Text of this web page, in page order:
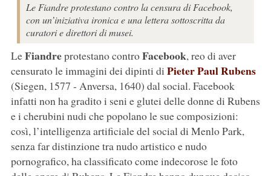
Le Fiandre protestano contro la censura di Facebook,
con un’iniziativa ironica e una lettera sottoscritta da
curatori e direttori di musei.
LeFiandreprotestano controFacebook, reo di aver
censurato le immagini dei dipinti di Pieter Paul Rubens
(Siegen, 1577 - Anversa, 1640) dal social. Facebook
infatti non ha gradito i seni e glutei delle donne di Rubens
e i cherubini nudi che popolano le sue composizioni:
così, l’intelligenza artificiale del social di Menlo Park,
senza far distinzione tra nudo artistico e nudo
pornografico, ha classificato come indecorose le foto